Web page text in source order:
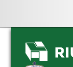
Skip
navigation